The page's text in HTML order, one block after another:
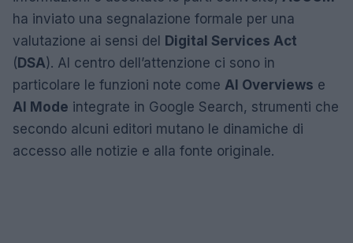
ha inviato una segnalazione formale per una
valutazione ai sensi del Digital Services Act
(DSA). Al centro dell’attenzione ci sono in
particolare le funzioni note come AI Overviews e
AI Mode integrate in Google Search, strumenti che
secondo alcuni editori mutano le dinamiche di
accesso alle notizie e alla fonte originale.